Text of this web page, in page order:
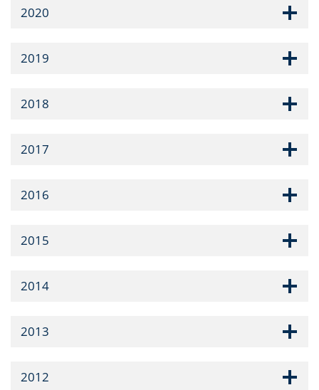
2020
2019
2018
2017
2016
2015
2014
2013
2012